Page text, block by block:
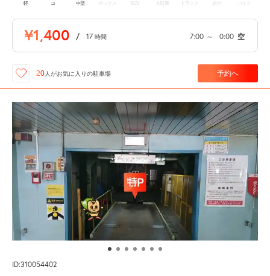
軽 コ 中型 ボックス SUV 大型車 トラック 原付 バイク
¥1,400 / 17 時間 7:00 ～ 0:00 空
20 人がお気に入りの駐車場 予約へ
ID:310054402